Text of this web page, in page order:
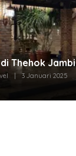
Thehok Jambi
3 Januari 2025